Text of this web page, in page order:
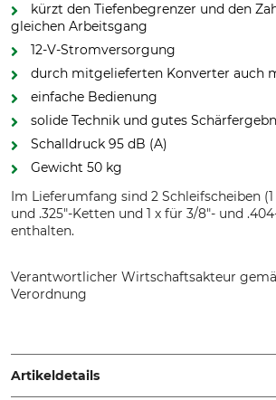
kürzt den Tiefenbegrenzer und den
gleichen Arbeitsgang
12-V-Stromversorgung
durch mitgelieferten Konverter auch
einfache Bedienung
solide Technik und gutes
Schalldruck 95 dB (A)
Gewicht 50 kg
Im Lieferumfang sind 2 Schleifscheiben (1
und .325"-Ketten und 1 x für 3/8"- und
enthalten.
Verantwortlicher Wirtschaftsakteur
Verordnung
76231 Rimbo, Sweden,
Artikeldetails